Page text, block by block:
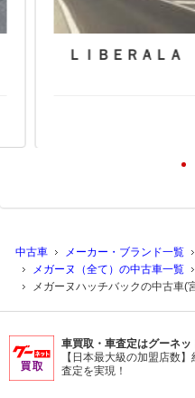
中古車 メーカー・ブランド一覧
メガーヌ（全て）の中古車一覧
メガーヌハッチバックの中古車(
車買取・車査定はグーネ
【日本最大級の加盟店数
査定を実現！